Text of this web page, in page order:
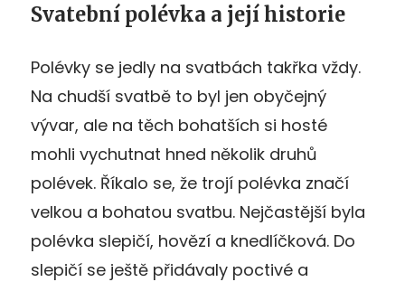
Svatební polévka a její historie
Polévky se jedly na svatbách takřka vždy.
Na chudší svatbě to byl jen obyčejný
vývar, ale na těch bohatších si hosté
mohli vychutnat hned několik druhů
polévek. Říkalo se, že trojí polévka značí
velkou a bohatou svatbu. Nejčastější byla
polévka slepičí, hovězí a knedlíčková. Do
slepičí se ještě přidávaly poctivé a